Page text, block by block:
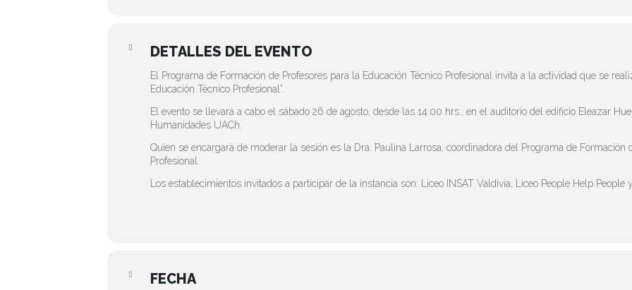
DETALLES DEL EVENTO
El Programa de Formación de Profesores para la Educación Técnico Profesional invita a la actividad que se
Educación Técnico Profesional”.
El evento se llevará a cabo el sábado 26 de agosto, desde las 14:00 hrs., en el auditorio del edificio Eleazar
Humanidades UACh.
Quien se encargará de moderar la sesión es la Dra. Paulina Larrosa, coordinadora del Programa de Formación
Profesional.
Los establecimientos invitados a participar de la instancia son: Liceo INSAT Valdivia, Liceo People Help People
FECHA